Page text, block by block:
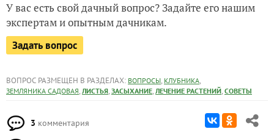
У вас есть свой дачный вопрос? Задайте его нашим
экспертам и опытным дачникам.
Задать вопрос
ВОПРОС РАЗМЕЩЕН В РАЗДЕЛАХ: ВОПРОСЫ, КЛУБНИКА,
ЗЕМЛЯНИКА САДОВАЯ, ЛИСТЬЯ, ЗАСЫХАНИЕ, ЛЕЧЕНИЕ РАСТЕНИЙ, СОВЕТЫ
3 комментария